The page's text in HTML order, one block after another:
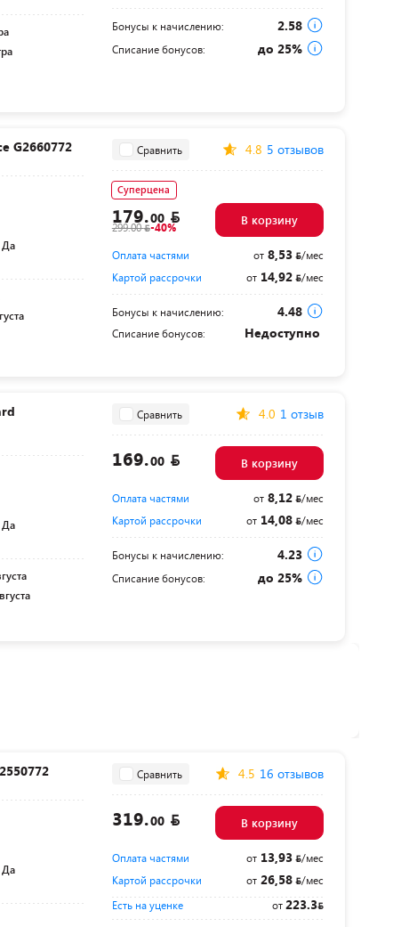
Бонусы к начислению: 2.58
Списание бонусов: до 25%
G2660772
Да
Сравнить 4.8 5 отзывов
Суперцена
179.00
299.00 -40% В корзину
Оплата частями от8,53
/мес
Картой рассрочки
от14,92 /мес
Бонусы к начислению: 4.48
Списание бонусов: Недоступно
Да
Сравнить 4.0 1 отзыв
169.00 В корзину
Оплата частями от8,12
/мес
Картой рассрочки
от14,08 /мес
Бонусы к начислению: 4.23
Списание бонусов: до 25%
Да
Сравнить 4.5 16 отзывов
319.00 В корзину
Оплата частями от13,93
/мес
Картой рассрочки
от26,58
/мес
Есть на уценке
от223.3